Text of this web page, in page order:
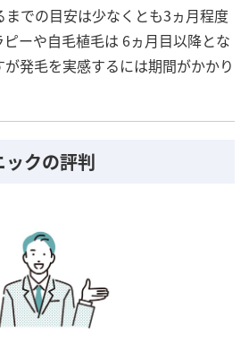
での目安は少なくとも3ヵ月程度
ーや自毛植毛は 6ヵ月目以降とな
発毛を実感するには期間がかかり
ックの評判